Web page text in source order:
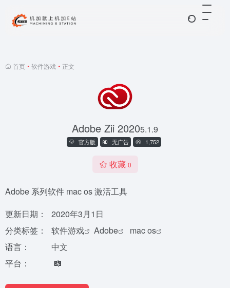
首页 • 软件游戏 • 正文
Adobe Zii 20205.1.9
官方版 无广告 1,752
收藏 0
Adobe 系列软件 mac os 激活工具
更新日期：
2020年3月1日
分类标签：
软件游戏 Adobe
mac os
语言：
中文
平台：